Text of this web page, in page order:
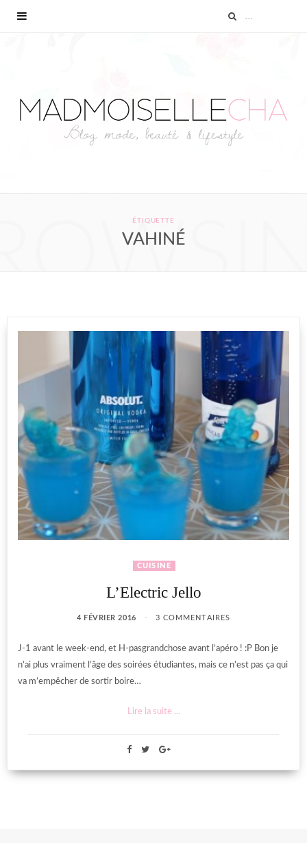
ÉTIQUETTE
VAHINÉ
CUISINE
L’Electric Jello
4 FÉVRIER 2016 3 COMMENTAIRES
J-1 avant le week-end, et H-pasgrandchose avant l’apéro ! :P Bon je
n’ai plus vraiment l’âge des soirées étudiantes, mais ce n’est pas ça qui
va m’empêcher de sortir boire…
Lire la suite ...